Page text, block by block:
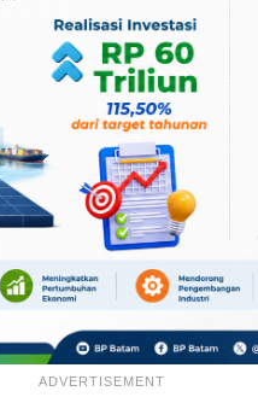
ADVERTISEMENT